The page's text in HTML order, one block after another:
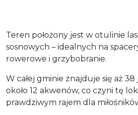
Teren położony jest w otulinie
sosnowych – idealnych na
rowerowe i grzybobranie.
W całej gminie znajduje się aż
około 12 akwenów, co czyni tę
prawdziwym rajem dla